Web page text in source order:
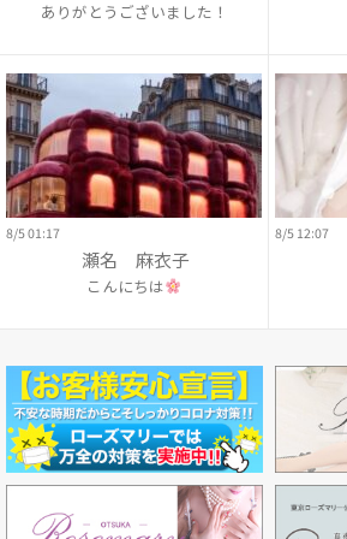
ありがとうございました！
8/5 01:17
瀬名 麻衣子
こんにちは
8/5 12:07